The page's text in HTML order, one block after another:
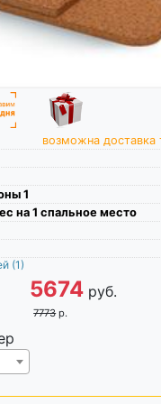
возможна доставка
1
на 1 спальное место
(1)
5674 руб.
7773 р.